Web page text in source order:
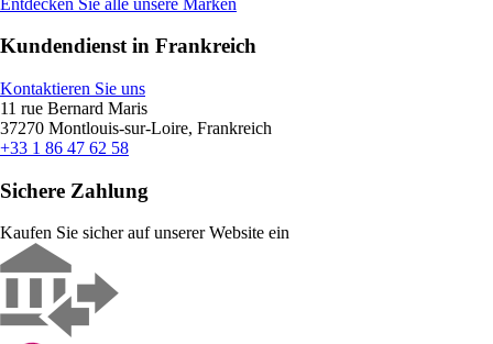
Kundendienst in Frankreich
Kontaktieren Sie uns
11 rue Bernard Maris
37270 Montlouis-sur-Loire, Frankreich
+33 1 86 47 62 58
Sichere Zahlung
Kaufen Sie sicher auf unserer Website ein